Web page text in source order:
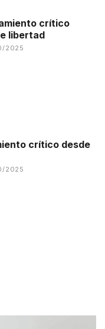
crítico
libertad
2025
crítico desde
2025